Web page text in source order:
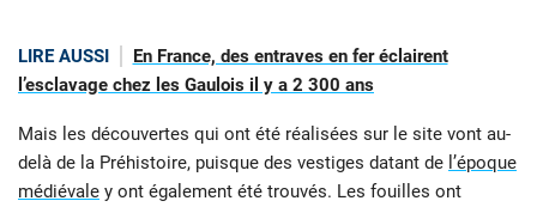
LIRE AUSSI
En France, des entraves en fer éclairent
l’esclavage chez les Gaulois il y a 2 300 ans
Mais les découvertes qui ont été réalisées sur le site vont au-
delà de la Préhistoire, puisque des vestiges datant de l’époque
médiévale y ont également été trouvés. Les fouilles ont